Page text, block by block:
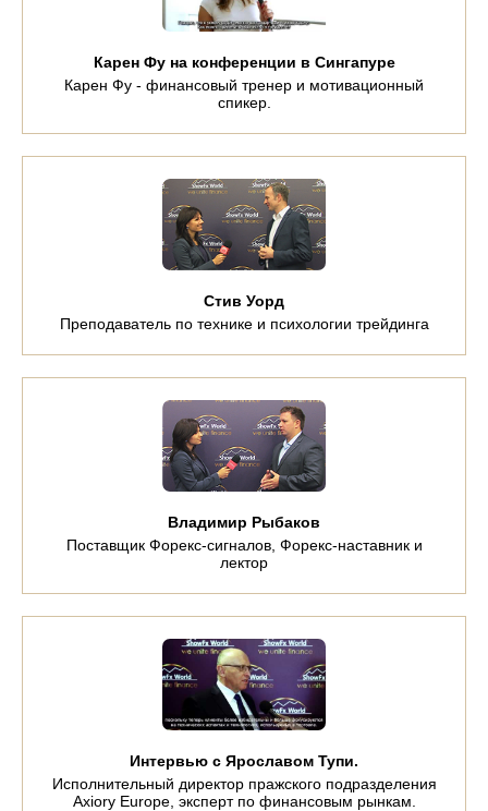
Карен Фу на конференции в Сингапуре
Карен Фу - финансовый тренер и мотивационный
спикер.
Стив Уорд
Преподаватель по технике и психологии трейдинга
Владимир Рыбаков
Поставщик Форекс-сигналов, Форекс-наставник и
лектор
Интервью с Ярославом Тупи.
Исполнительный директор пражского подразделения
Axiory Europe, эксперт по финансовым рынкам.